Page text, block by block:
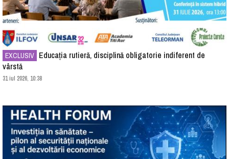
EXCLUSIV
vârstă
31 iul 2026, 10:38